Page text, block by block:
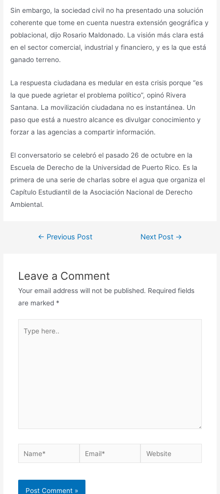
Sin embargo, la sociedad civil no ha presentado una solución
coherente que tome en cuenta nuestra extensión geográfica y
poblacional, dijo Rosario Maldonado. La visión más clara está
en el sector comercial, industrial y financiero, y es la que está
ganado terreno.
La respuesta ciudadana es medular en esta crisis porque “es
la que puede agrietar el problema político”, opinó Rivera
Santana. La movilización ciudadana no es instantánea. Un
paso que está a nuestro alcance es divulgar conocimiento y
forzar a las agencias a compartir información.
El conversatorio se celebró el pasado 26 de octubre en la
Escuela de Derecho de la Universidad de Puerto Rico. Es la
primera de una serie de charlas sobre el agua que organiza el
Capítulo Estudiantil de la Asociación Nacional de Derecho
Ambiental.
Post← Previous Post Next Post →
Leave a Comment
Your email address will not be published. Required fields
are marked *
here..
Name* Email* Website